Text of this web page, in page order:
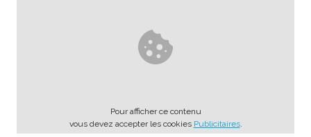
Pour afficher ce contenu
vous devez accepter les cookies Publicitaires.